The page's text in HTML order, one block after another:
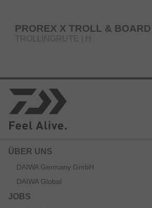
PROREX X TROLL & BOARD
TROLLINGRUTE | H
ÜBER UNS
DAIWA Germany GmbH
DAIWA Global
JOBS